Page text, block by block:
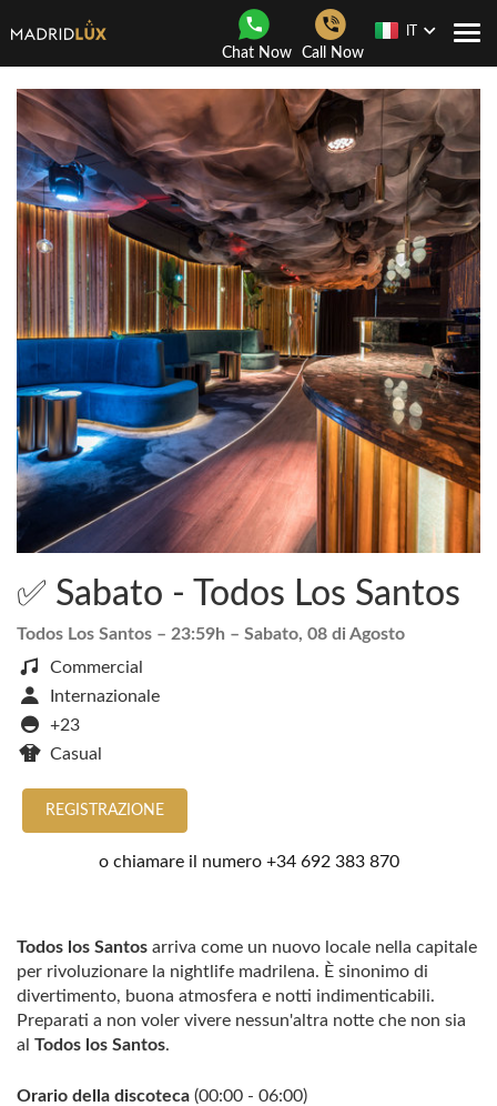
Chat Now Call Now
✅ Sabato - Todos Los Santos
Todos Los Santos – 23:59h – Sabato, 08 di Agosto
Commercial
Internazionale
+23
Casual
REGISTRAZIONE
o chiamare il numero +34 692 383 870
Todos los Santos arriva come un nuovo locale nella capitale
per rivoluzionare la nightlife madrilena. È sinonimo di
divertimento, buona atmosfera e notti indimenticabili.
Preparati a non voler vivere nessun'altra notte che non sia
al Todos los Santos.
Orario della discoteca (00:00 - 06:00)